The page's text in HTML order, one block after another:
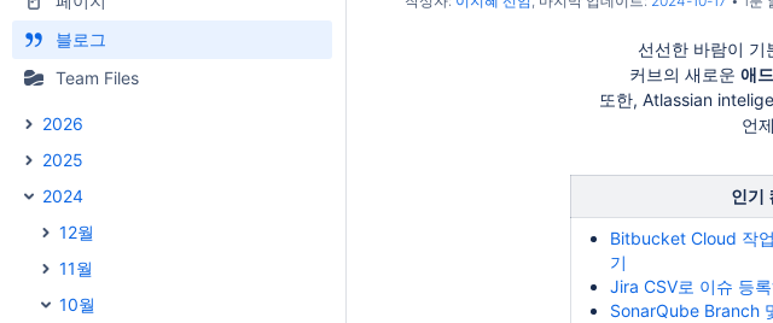
블로그
Team Files
2026
2025
2024
12월
11월
10월
선선한 바람이 기
커브의 새로운 애
또한, Atlassian
언
인기
Bitbucket Cloud 작
기
Jira CSV로 이슈 등
SonarQube Branch